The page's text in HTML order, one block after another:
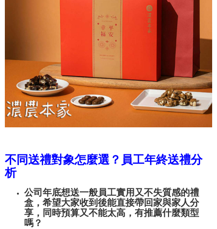
不同送禮對象怎麼選？員工年終送禮分
析
公司年底想送一般員工實用又不失質感的禮
盒，希望大家收到後能直接帶回家與家人分
享，同時預算又不能太高，有推薦什麼類型
嗎？